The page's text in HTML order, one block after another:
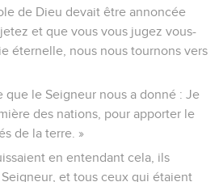
de Dieu devait être annoncée
et que vous vous jugez vous-
éternelle, nous nous tournons vers
que le Seigneur nous a donné : Je
des nations, pour apporter le
de la terre. »
en entendant cela, ils
et tous ceux qui étaient